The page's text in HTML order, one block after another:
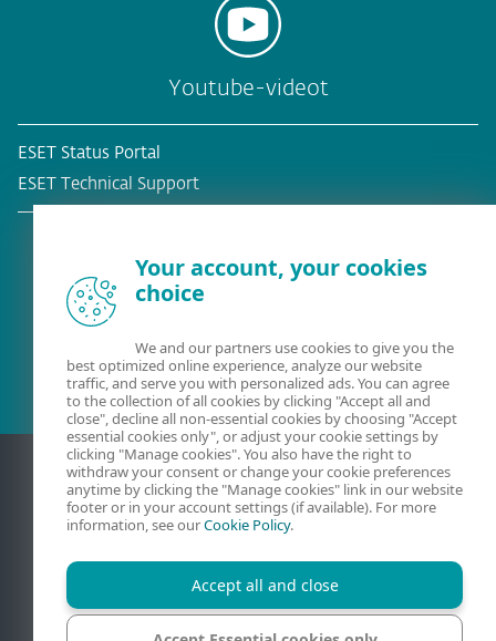
Youtube-videot
ESET Status Portal
ESET Technical Support
Oikeudelliset tiedot
Your account, your cookies
choice
We and our partners use cookies to give you the
best optimized online experience, analyze our website
traffic, and serve you with personalized ads. You can agree
to the collection of all cookies by clicking "Accept all and
close", decline all non-essential cookies by choosing "Accept
essential cookies only", or adjust your cookie settings by
clicking "Manage cookies". You also have the right to
withdraw your consent or change your cookie preferences
anytime by clicking the "Manage cookies" link in our website
footer or in your account settings (if available). For more
information, see ourCookie Policy.
Accept all and close